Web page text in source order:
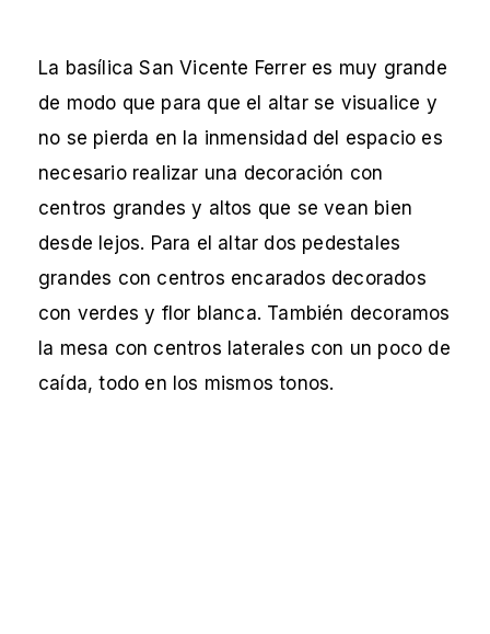
La basílica San Vicente Ferrer es muy grande
de modo que para que el altar se visualice y
no se pierda en la inmensidad del espacio es
necesario realizar una decoración con
centros grandes y altos que se vean bien
desde lejos. Para el altar dos pedestales
grandes con centros encarados decorados
con verdes y flor blanca. También decoramos
la mesa con centros laterales con un poco de
caída, todo en los mismos tonos.